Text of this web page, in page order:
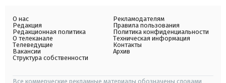
О нас
Редакция
Редакционная политика
О телеканале
Телеведущие
Вакансии
Структура собственности
Рекламодателям
Правила пользования
Политика конфиденциальности
Техническая информация
Контакты
Архив
Все коммерческие рекламные материалы обозначены словами